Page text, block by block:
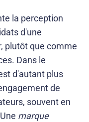
la perception
d'une
plutôt que comme
Dans le
d'autant plus
de
souvent en
marque